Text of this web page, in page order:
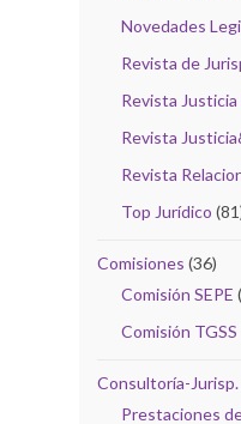
Novedades
Revista de
Revista
Revista
Revista
Top Jurídico
Comisiones (36)
Comisión SEPE
Comisión TGSS
Consultoría-Jurisp.
Prestaciones